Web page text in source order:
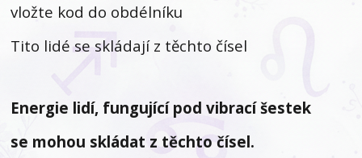
vložte kod do obdélníku
Tito lidé se skládají z těchto čísel
Energie lidí, fungující pod vibrací šestek
se mohou skládat z těchto čísel.